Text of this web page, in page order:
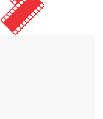
izprast arī šodien